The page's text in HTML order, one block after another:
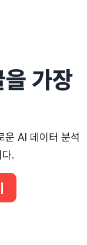
가장
운 AI 데이터 분석
.